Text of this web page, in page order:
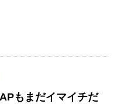
もまだイマイチだ